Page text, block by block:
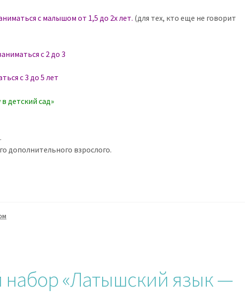
с малышом от 1,5 до 2х лет. (для тех, кто еще не говорит
с 2 до 3
с 3 до 5 лет
детский сад»
дополнительного взрослого.
набор «Латышский язык —